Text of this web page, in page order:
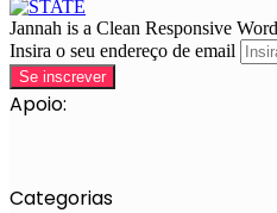
Jannah is a Clean Responsive
Insira o seu endereço de email
Apoio:
Categorias